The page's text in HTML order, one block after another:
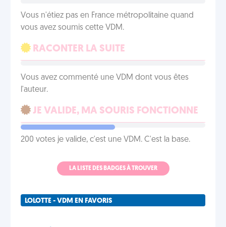
Vous n'étiez pas en France métropolitaine quand
vous avez soumis cette VDM.
RACONTER LA SUITE
Vous avez commenté une VDM dont vous êtes
l'auteur.
JE VALIDE, MA SOURIS FONCTIONNE
200 votes je valide, c'est une VDM. C'est la base.
LA LISTE DES BADGES À TROUVER
LOLOTTE - VDM EN FAVORIS